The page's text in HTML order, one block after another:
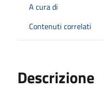
A cura di
Contenuti correlati
Descrizione